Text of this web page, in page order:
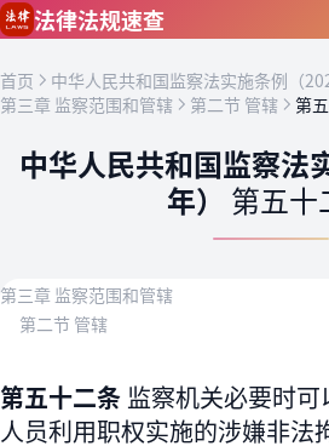
跳到主要内容
法律法规速查
首页
中华人民共和国监察法实施条例（
第三章 监察范围和管辖
第二节 管辖 第
中华人民共和国监察法
年） 第五十
第三章 监察范围和管辖
第二节 管辖
第五十二条 监察机关必要时
人员利用职权实施的涉嫌非法